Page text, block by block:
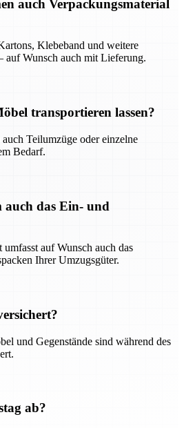
auch Verpackungsmaterial
Klebeband und weitere
auf Wunsch auch mit Lieferung.
transportieren lassen?
Teilumzüge oder einzelne
Bedarf.
das Ein- und
auf Wunsch auch das
Ihrer Umzugsgüter.
und Gegenstände sind während des
ab?